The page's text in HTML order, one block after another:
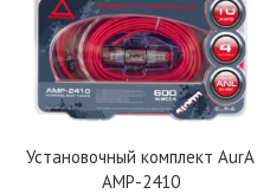
Установочный комплект AurA
AMP-2410